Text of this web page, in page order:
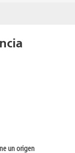
un origen